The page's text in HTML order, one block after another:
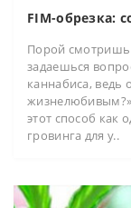
FIM-обрезка:
Порой смотришь
задаешься
каннабиса, ведь
этот способ как
гровинга для у..